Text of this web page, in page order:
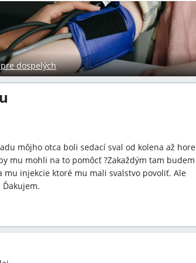
dospelých
môjho otca boli sedací sval od kolena až hore
mu mohli na to pomôcť ?Zakaždým tam budem
mu injekcie ktoré mu mali svalstvo povoliť. Ale